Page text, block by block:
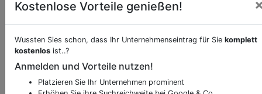
Beschreibung & Services von
Sie möchten eine Beschreibung, Dienstleistung
Kostenlose Vorteile genießen!
Wussten Sies schon, dass Ihr Unternehmenseintrag für Sie komplett
kostenlos ist..?
Anmelden und Vorteile nutzen!
Platzieren Sie Ihr Unternehmen prominent